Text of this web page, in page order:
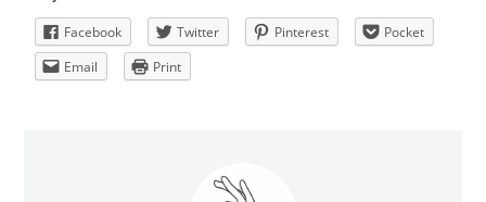
Facebook Twitter Pinterest
Pocket
Email
Print